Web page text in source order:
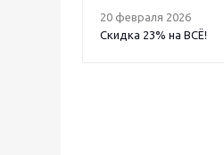
20 февраля 2026
Скидка 23% на ВСË!